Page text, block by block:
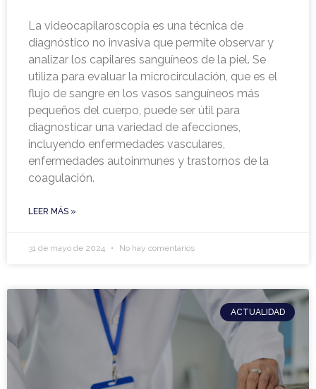
La videocapilaroscopia es una técnica de
diagnóstico no invasiva que permite observar y
analizar los capilares sanguíneos de la piel. Se
utiliza para evaluar la microcirculación, que es el
flujo de sangre en los vasos sanguíneos más
pequeños del cuerpo, puede ser útil para
diagnosticar una variedad de afecciones,
incluyendo enfermedades vasculares,
enfermedades autoinmunes y trastornos de la
coagulación.
LEER MÁS »
31 de mayo de 2024 No hay comentarios
ACTUALIDAD